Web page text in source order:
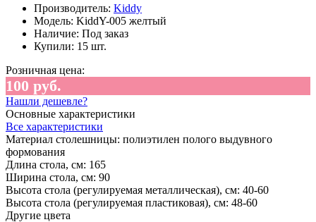
Производитель: Kiddy
Модель: KiddY-005 желтый
Наличие: Под заказ
Купили: 15 шт.
Розничная цена:
100 руб.
Нашли дешевле?
Основные характеристики
Все характеристики
Материал столешницы: полиэтилен полого выдувного
формования
Длина стола, см: 165
Ширина стола, см: 90
Высота стола (регулируемая металлическая), см: 40-60
Высота стола (регулируемая пластиковая), см: 48-60
Другие цвета